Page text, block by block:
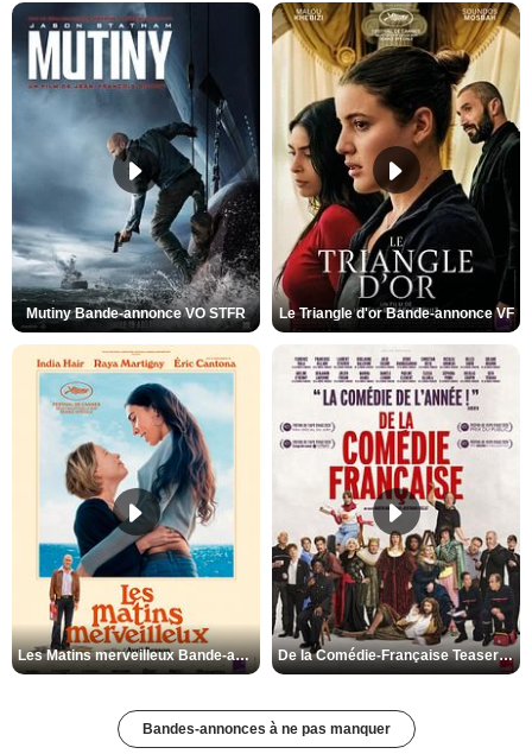
Mutiny Bande-annonce VO STFR Le Triangle d'or Bande-annonce VF
Les Matins merveilleux Bande-annonce VF De la Comédie-Française Teaser VF
Bandes-annonces à ne pas manquer